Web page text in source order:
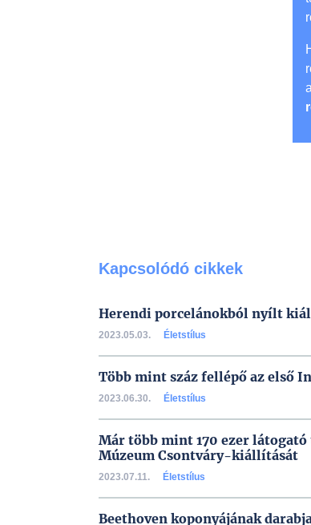
Kapcsolódó cikkek
Herendi porcelánokból nyílt
2023.05.03. Életstílus
Több mint száz fellépő az első
2023.06.30. Életstílus
Már több mint 170 ezer
Múzeum Csontváry-kiállítását
2023.07.11. Életstílus
Beethoven koponyájának